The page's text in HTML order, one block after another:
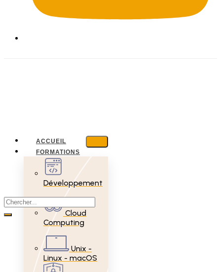
ACCUEIL
FORMATIONS
Développement
Cloud
Computing
Unix -
Linux - macOS